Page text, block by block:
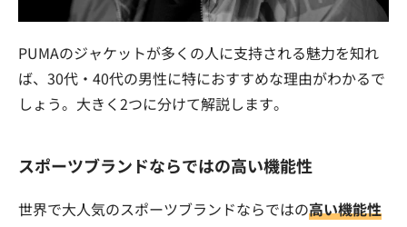
PUMAのジャケットが多くの人に支持される魅力を知れ
ば、30代・40代の男性に特におすすめな理由がわかるで
しょう。大きく2つに分けて解説します。
スポーツブランドならではの高い機能性
世界で大人気のスポーツブランドならではの高い機能性